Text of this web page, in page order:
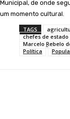
Municipal, de onde
um momento cultural.
TAGS
chefes de estado
Marcelo Rebelo
Política